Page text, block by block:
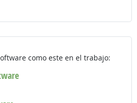
como este en el trabajo: